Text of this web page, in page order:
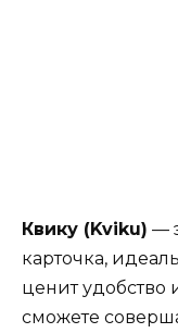
Квику (Kviku) —
карточка,
ценит удобство
сможете